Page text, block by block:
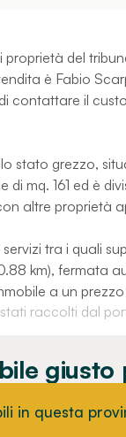
del
è Fabio
contattare il
stato grezzo,
mq. 161 ed è
altre proprietà
tra i quali
km), fermata
a un
raccolti dal
giusto
in questa